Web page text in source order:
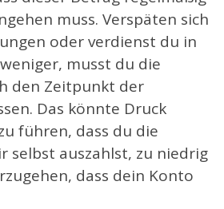
muss. Verspäten sich
oder verdienst du in
musst du die
den Zeitpunkt der
Das könnte Druck
führen, dass du die
selbst auszahlst, zu niedrig
dass dein Konto